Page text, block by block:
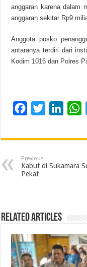
anggaran karena dalam
anggaran sekitar Rp9
Anggota posko
antaranya terdiri dari
Kodim 1016 dan Polres
c
b
o
i
t
n
e
a
s
Previous
Kabut di Sukamara
Pekat
Related Articles